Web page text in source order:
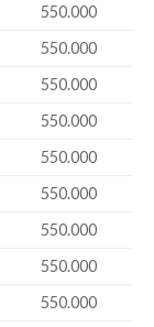
550.000
550.000
550.000
550.000
550.000
550.000
550.000
550.000
550.000